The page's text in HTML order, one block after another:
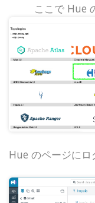
ここで Hue
Hue のページにロ